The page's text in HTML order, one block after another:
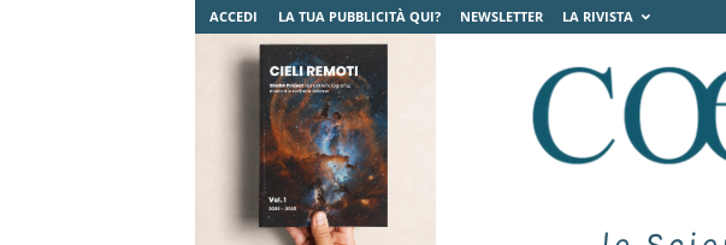
ACCEDI LA TUA PUBBLICITÀ QUI? NEWSLETTER LA RIVISTA